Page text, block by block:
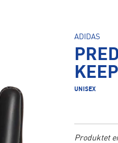
ADIDAS
UNISEX
Produktet